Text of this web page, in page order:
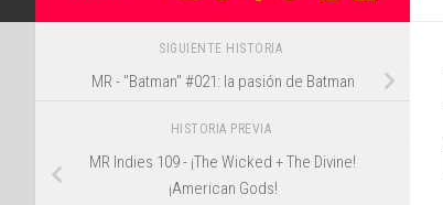
SIGUIENTE HISTORIA
MR - "Batman" #021: la pasión de Batman
HISTORIA PREVIA
MR Indies 109 - ¡The Wicked + The Divine!
¡American Gods!